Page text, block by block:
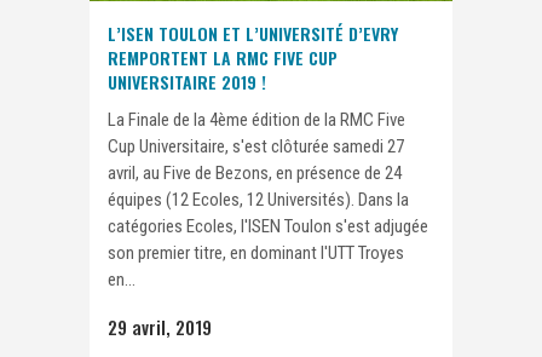
L’ISEN TOULON ET L’UNIVERSITÉ D’EVRY
REMPORTENT LA RMC FIVE CUP
UNIVERSITAIRE 2019 !
La Finale de la 4ème édition de la RMC Five
Cup Universitaire, s'est clôturée samedi 27
avril, au Five de Bezons, en présence de 24
équipes (12 Ecoles, 12 Universités). Dans la
catégories Ecoles, l'ISEN Toulon s'est adjugée
son premier titre, en dominant l'UTT Troyes
en...
29 avril, 2019